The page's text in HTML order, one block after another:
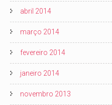
abril 2014
março 2014
fevereiro 2014
janeiro 2014
novembro 2013